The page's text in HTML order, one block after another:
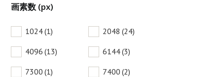
画素数 (px)
1024(1) 2048 (24)
4096 (13) 6144(3)
7300 (1) 7400 (2)